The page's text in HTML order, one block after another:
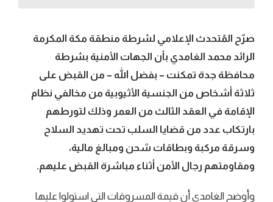
صرّح المُتحدث الإعلامي لشرطة منطقة مكة المكرمة
الرائد محمد الغامدي بأن الجهات الأمنية بشرطة
محافظة جدة تمكنت – بفضل الله – من القبض على
ثلاثة أشخاص من الجنسية الأثيوبية من مخالفي نظام
الإقامة في العقد الثالث من العمر وذلك لتورطهم
بارتكاب عدد من قضايا السلب تحت تهديد السلاح
وسرقة مركبة وبطاقات شحن ومبالغ مالية،
ومقاومتهم رجال الأمن أثناء مباشرة القبض عليهم.
وأوضح الغامدي أن قيمة المسروقات التي استولوا عليها